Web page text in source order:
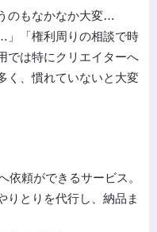
のもなかなか大変…
」「権利周りの相談で時
では特にクリエイターへ
く、慣れていないと大変
依頼ができるサービス。
りとりを代行し、納品ま